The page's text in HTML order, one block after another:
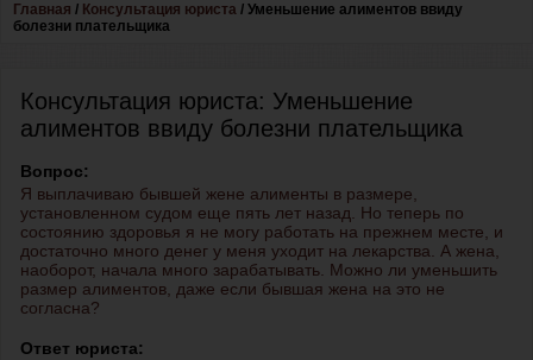
Главная / Консультация юриста / Уменьшение алиментов ввиду
болезни плательщика
Консультация юриста: Уменьшение
алиментов ввиду болезни плательщика
Вопрос:
Я выплачиваю бывшей жене алименты в размере,
установленном судом еще пять лет назад. Но теперь по
состоянию здоровья я не могу работать на прежнем месте, и
достаточно много денег у меня уходит на лекарства. А жена,
наоборот, начала много зарабатывать. Можно ли уменьшить
размер алиментов, даже если бывшая жена на это не
согласна?
Ответ юриста: